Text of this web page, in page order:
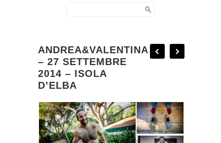
ANDREA&VALENTINA
– 27 SETTEMBRE
2014 – ISOLA
D’ELBA